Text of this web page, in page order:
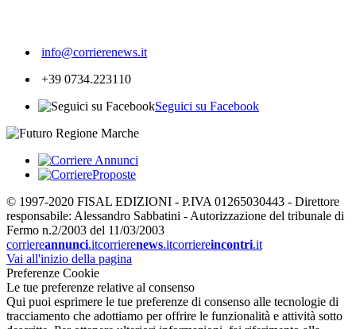
info@corrierenews.it
+39 0734.223110
Seguici su Facebook
© 1997-2020 FISAL EDIZIONI - P.IVA 01265030443 - Direttore
responsabile: Alessandro Sabbatini - Autorizzazione del tribunale di
Fermo n.2/2003 del 11/03/2003
corriereannunci.itcorrierenews.itcorriereincontri.it
Vai all'inizio della pagina
Preferenze Cookie
Le tue preferenze relative al consenso
Qui puoi esprimere le tue preferenze di consenso alle tecnologie di
tracciamento che adottiamo per offrire le funzionalità e attività sotto